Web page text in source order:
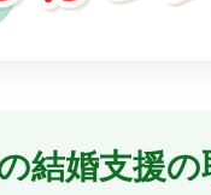
結婚支援